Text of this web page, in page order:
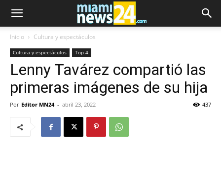
Inicio Cultura y espectáculos
Cultura y espectáculos Top 4
Lenny Tavárez compartió las
primeras imágenes de su hija
Por Editor MN24 - abril 23, 2022 437